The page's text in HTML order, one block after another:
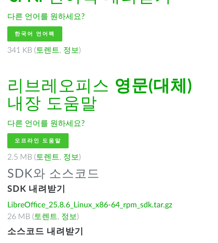
다른 언어를 원하세요?
한국어 언어팩
341 KB ( 토렌트, 정보 )
리브레오피스 영문(대체)
내장 도움말
다른 언어를 원하세요?
오프라인 도움말
2.5 MB ( 토렌트, 정보 )
SDK와 소스코드
SDK 내려받기
LibreOffice_25.8.6_Linux_x86-64_rpm_sdk.tar.gz
26 MB ( 토렌트, 정보 )
소스코드 내려받기